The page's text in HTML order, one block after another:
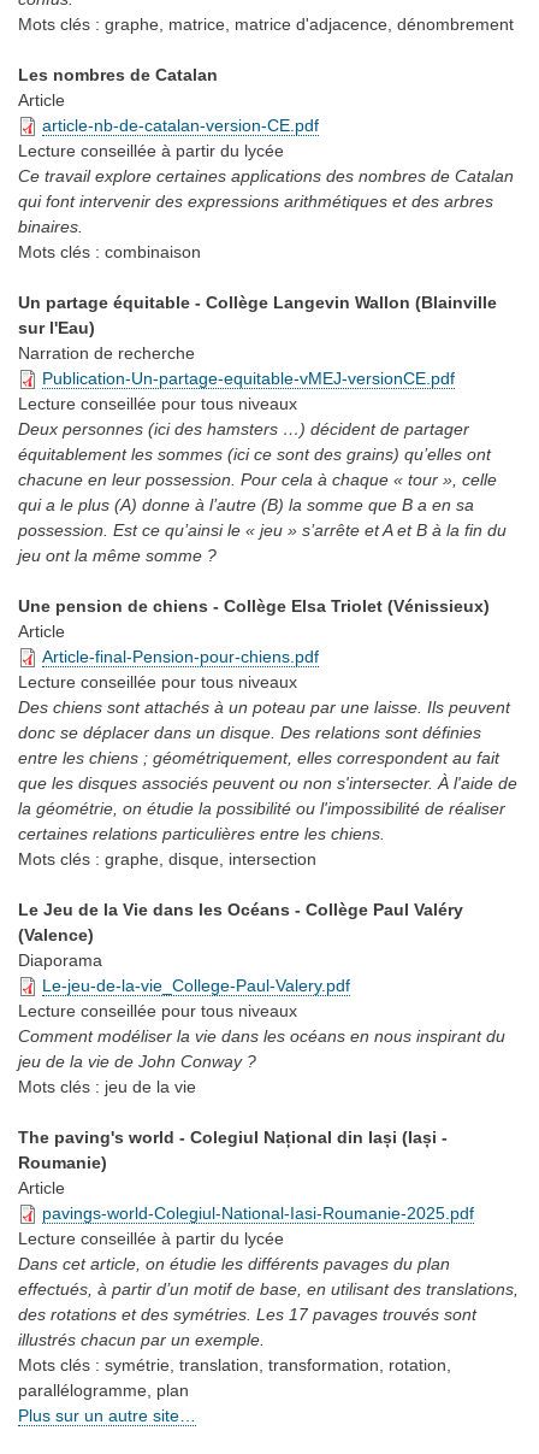
Mots clés : graphe, matrice, matrice d'adjacence, dénombrement
Les nombres de Catalan
Article
article-nb-de-catalan-version-CE.pdf
Lecture conseillée à partir du lycée
Ce travail explore certaines applications des nombres de Catalan
qui font intervenir des expressions arithmétiques et des arbres
binaires.
Mots clés : combinaison
Un partage équitable - Collège Langevin Wallon (Blainville
sur l'Eau)
Narration de recherche
Publication-Un-partage-equitable-vMEJ-versionCE.pdf
Lecture conseillée pour tous niveaux
Deux personnes (ici des hamsters …) décident de partager
équitablement les sommes (ici ce sont des grains) qu’elles ont
chacune en leur possession. Pour cela à chaque « tour », celle
qui a le plus (A) donne à l’autre (B) la somme que B a en sa
possession. Est ce qu’ainsi le « jeu » s’arrête et A et B à la fin du
jeu ont la même somme ?
Une pension de chiens - Collège Elsa Triolet (Vénissieux)
Article
Article-final-Pension-pour-chiens.pdf
Lecture conseillée pour tous niveaux
Des chiens sont attachés à un poteau par une laisse. Ils peuvent
donc se déplacer dans un disque. Des relations sont définies
entre les chiens ; géométriquement, elles correspondent au fait
que les disques associés peuvent ou non s'intersecter. À l'aide de
la géométrie, on étudie la possibilité ou l'impossibilité de réaliser
certaines relations particulières entre les chiens.
Mots clés : graphe, disque, intersection
Le Jeu de la Vie dans les Océans - Collège Paul Valéry
(Valence)
Diaporama
Le-jeu-de-la-vie_College-Paul-Valery.pdf
Lecture conseillée pour tous niveaux
Comment modéliser la vie dans les océans en nous inspirant du
jeu de la vie de John Conway ?
Mots clés : jeu de la vie
The paving's world - Colegiul Național din Iași (Iași -
Roumanie)
Article
pavings-world-Colegiul-National-Iasi-Roumanie-2025.pdf
Lecture conseillée à partir du lycée
Dans cet article, on étudie les différents pavages du plan
effectués, à partir d’un motif de base, en utilisant des translations,
des rotations et des symétries. Les 17 pavages trouvés sont
illustrés chacun par un exemple.
Mots clés : symétrie, translation, transformation, rotation,
parallélogramme, plan
Plus sur un autre site…